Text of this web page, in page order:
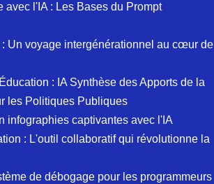
avec l'IA : Les Bases du Prompt
: Un voyage intergénérationnel au cœur de
: IA Synthèse des Apports de la
les Politiques Publiques
infographies captivantes avec l'IA
: L'outil collaboratif qui révolutionne la
de débogage pour les programmeurs